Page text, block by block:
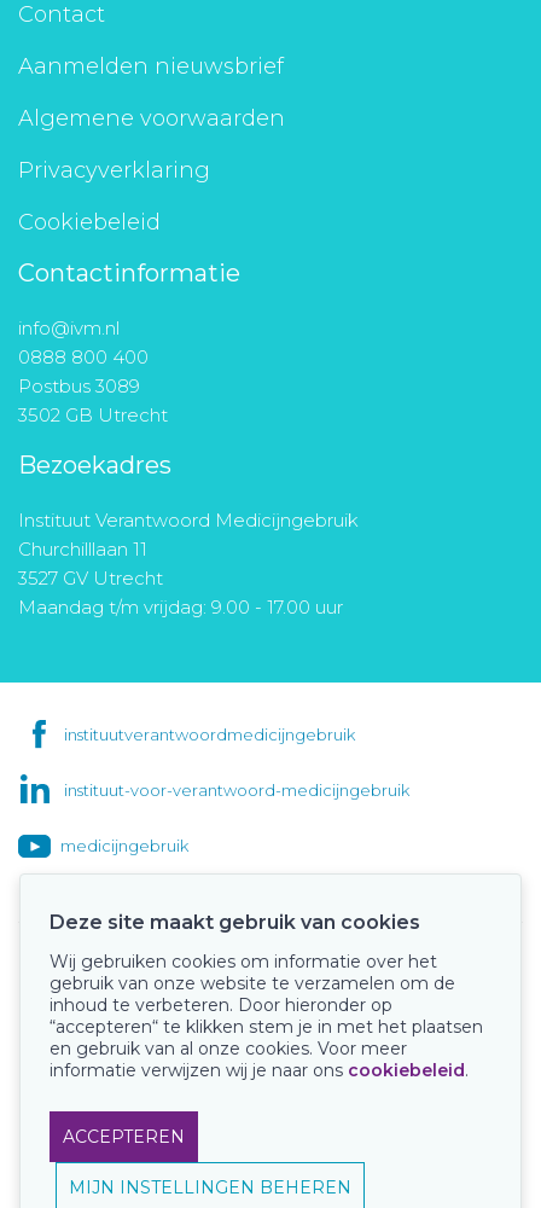
Contact
Aanmelden nieuwsbrief
Algemene voorwaarden
Privacyverklaring
Cookiebeleid
Contactinformatie
info@ivm.nl
0888 800 400
Postbus 3089
3502 GB Utrecht
Bezoekadres
Instituut Verantwoord Medicijngebruik
Churchilllaan 11
3527 GV Utrecht
Maandag t/m vrijdag: 9.00 - 17.00 uur
instituutverantwoordmedicijngebruik
instituut-voor-verantwoord-medicijngebruik
medicijngebruik
Onze keurmerken
Deze site maakt gebruik van cookies
Wij gebruiken cookies om informatie over het
gebruik van onze website te verzamelen om de
inhoud te verbeteren. Door hieronder op
“accepteren“ te klikken stem je in met het plaatsen
en gebruik van al onze cookies. Voor meer
informatie verwijzen wij je naar ons cookiebeleid.
ACCEPTEREN
MIJN INSTELLINGEN BEHEREN